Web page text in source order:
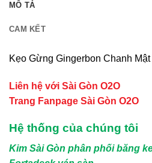
MÔ TẢ
CAM KẾT
Kẹo Gừng Gingerbon Chanh
Liên hệ với Sài Gòn O2O
Trang Fanpage Sài Gòn O2O
Hệ thống của chúng tôi
Kim Sài Gòn phân phối băng